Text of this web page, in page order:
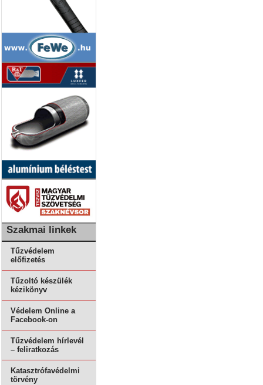
Szakmai linkek
Tűzvédelem
előfizetés
Tűzoltó készülék
kézikönyv
Védelem Online a
Facebook-on
Tűzvédelem hírlevél
– feliratkozás
Katasztrófavédelmi
törvény